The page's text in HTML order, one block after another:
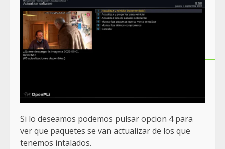
Si lo deseamos podemos pulsar opcion 4 para
ver que paquetes se van actualizar de los que
tenemos intalados.